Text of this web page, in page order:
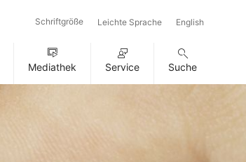
Schriftgröße Leichte Sprache English
Mediathek Service Suche